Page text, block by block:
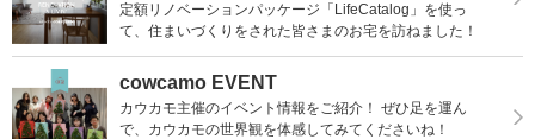
定額リノベーションパッケージ「LifeCatalog」を使っ
て、住まいづくりをされた皆さまのお宅を訪ねました！
cowcamo EVENT
カウカモ主催のイベント情報をご紹介！ ぜひ足を運ん
で、カウカモの世界観を体感してみてくださいね！